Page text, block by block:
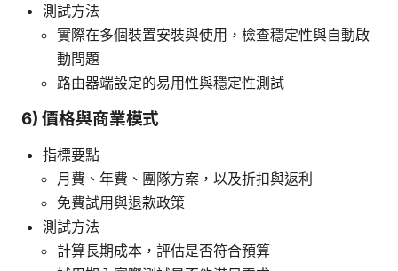
測試方法
實際在多個裝置安裝與使用，檢查穩定性與自動啟
動問題
路由器端設定的易用性與穩定性測試
6) 價格與商業模式
指標要點
月費、年費、團隊方案，以及折扣與返利
免費試用與退款政策
測試方法
計算長期成本，評估是否符合預算